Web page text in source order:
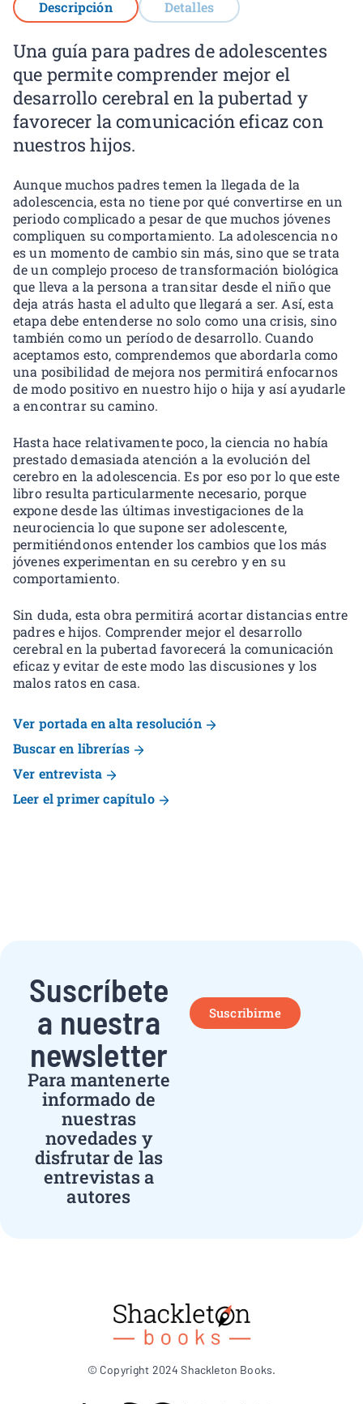
Descripción Detalles
Una guía para padres de adolescentes
que permite comprender mejor el
desarrollo cerebral en la pubertad y
favorecer la comunicación eficaz con
nuestros hijos.
Aunque muchos padres temen la llegada de la
adolescencia, esta no tiene por qué convertirse en un
periodo complicado a pesar de que muchos jóvenes
compliquen su comportamiento. La adolescencia no
es un momento de cambio sin más, sino que se trata
de un complejo proceso de transformación biológica
que lleva a la persona a transitar desde el niño que
deja atrás hasta el adulto que llegará a ser. Así, esta
etapa debe entenderse no solo como una crisis, sino
también como un período de desarrollo. Cuando
aceptamos esto, comprendemos que abordarla como
una posibilidad de mejora nos permitirá enfocarnos
de modo positivo en nuestro hijo o hija y así ayudarle
a encontrar su camino.
Hasta hace relativamente poco, la ciencia no había
prestado demasiada atención a la evolución del
cerebro en la adolescencia. Es por eso por lo que este
libro resulta particularmente necesario, porque
expone desde las últimas investigaciones de la
neurociencia lo que supone ser adolescente,
permitiéndonos entender los cambios que los más
jóvenes experimentan en su cerebro y en su
comportamiento.
Sin duda, esta obra permitirá acortar distancias entre
padres e hijos. Comprender mejor el desarrollo
cerebral en la pubertad favorecerá la comunicación
eficaz y evitar de este modo las discusiones y los
malos ratos en casa.
Ver portada en alta resolución
Buscar en librerías
Ver entrevista
Leer el primer capítulo
Suscríbete
a nuestra
newsletter
Para mantenerte
informado de
nuestras
novedades y
disfrutar de las
entrevistas a
autores
Suscribirme
© Copyright 2024 Shackleton Books.